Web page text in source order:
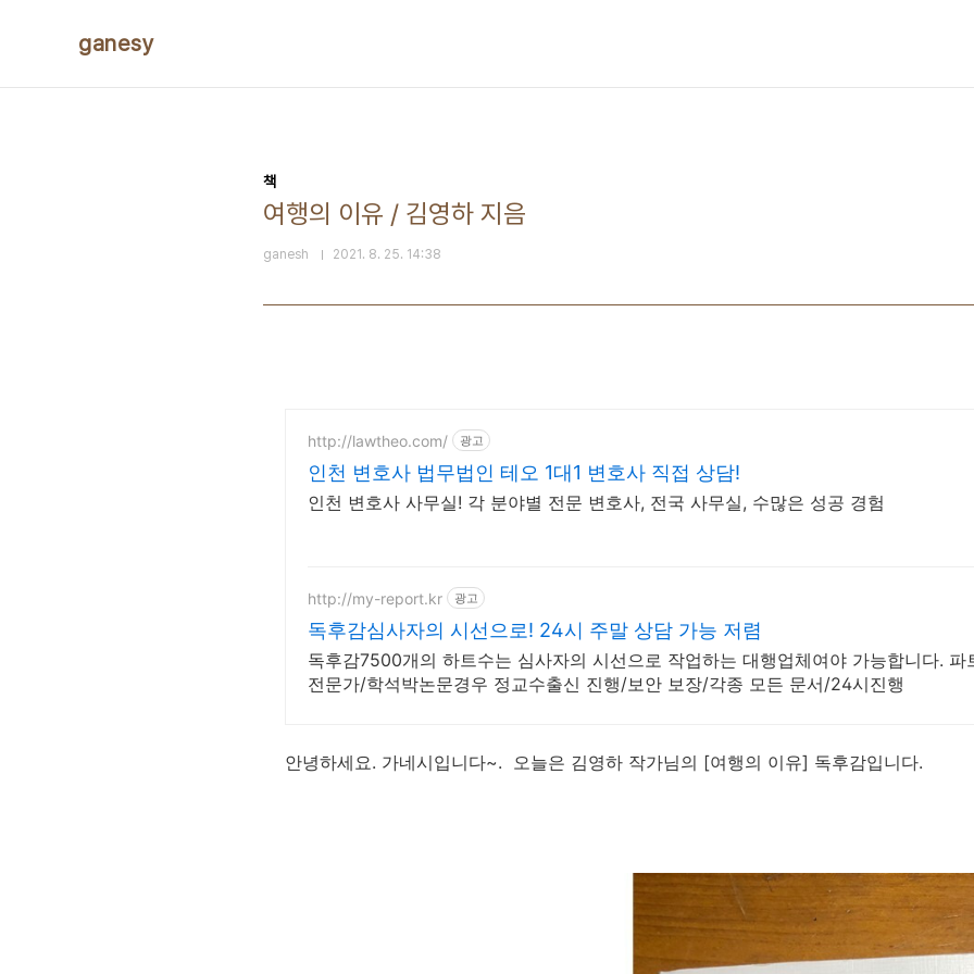
ganesy
책
여행의 이유 / 김영하 지음
ganesh 2021. 8. 25. 14:38
http://lawtheo.com/ 광고
인천 변호사 법무법인 테오 1대1 변호사 직접 상담!
인천 변호사 사무실! 각 분야별 전문 변호사, 전국 사무실, 수많은 성공 경험
http://my-report.kr 광고
독후감심사자의 시선으로! 24시 주말 상담 가능 저렴
독후감7500개의 하트수는 심사자의 시선으로 작업하는 대행업체여야 가능합니다. 파
전문가/학석박논문경우 정교수출신 진행/보안 보장/각종 모든 문서/24시진행
안녕하세요. 가네시입니다~. 오늘은 김영하 작가님의 [여행의 이유] 독후감입니다.